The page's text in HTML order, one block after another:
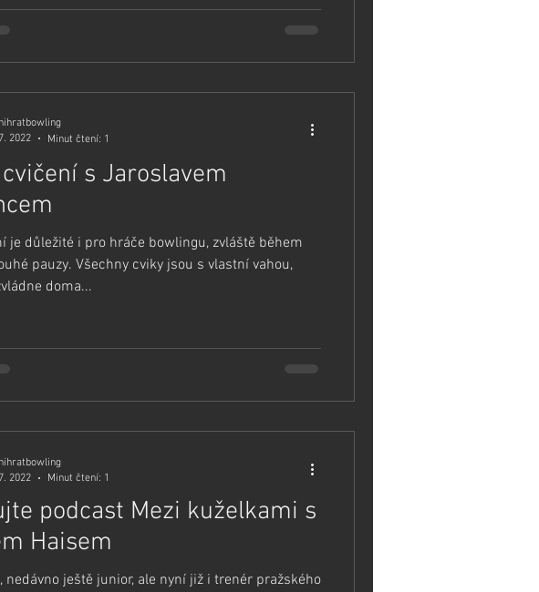
s Jaroslavem
je důležité i pro hráče bowlingu, zvláště během
pauzy. Všechny cviky jsou s vlastní vahou,
doma...
2022
Minut čtení: 1
podcast Mezi kuželkami s
Haisem
nedávno ještě junior, ale nyní již i trenér pražského
2022
Minut čtení: 1